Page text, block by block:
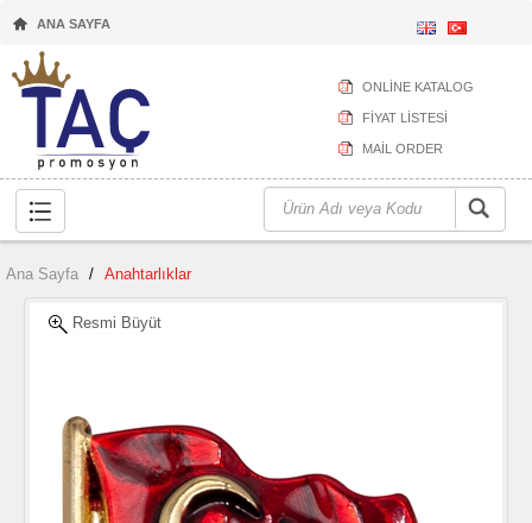
ANA SAYFA
ONLİNE KATALOG
FİYAT LİSTESİ
MAİL ORDER
Ana Sayfa / Anahtarlıklar
Resmi Büyüt